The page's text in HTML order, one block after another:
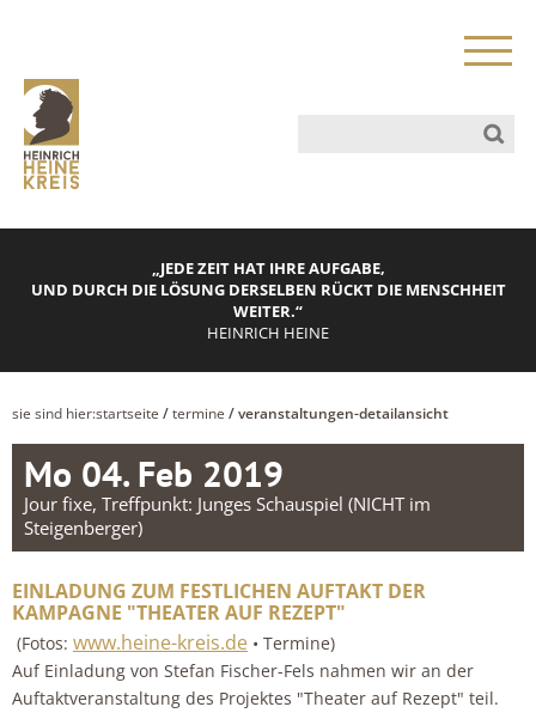
„JEDE ZEIT HAT IHRE AUFGABE,
UND DURCH DIE LÖSUNG DERSELBEN RÜCKT DIE MENSCHHEIT
WEITER.“
HEINRICH HEINE
sie sind hier:startseite /termine / veranstaltungen-detailansicht
Mo 04. Feb 2019
Jour fixe, Treffpunkt: Junges Schauspiel (NICHT im
Steigenberger)
EINLADUNG ZUM FESTLICHEN AUFTAKT DER
KAMPAGNE "THEATER AUF REZEPT"
(Fotos: www.heine-kreis.de • Termine)
Auf Einladung von Stefan Fischer-Fels nahmen wir an der
Auftaktveranstaltung des Projektes "Theater auf Rezept" teil.